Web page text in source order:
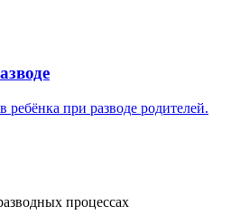
при разводе родителей.
процессах